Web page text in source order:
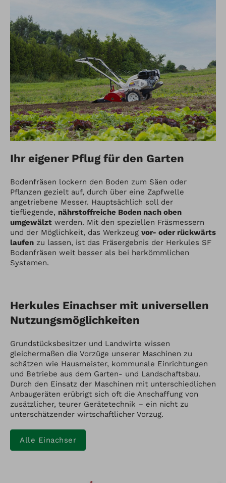
Ihr eigener Pflug für den Garten
Bodenfräsen lockern den Boden zum Säen oder
Pflanzen gezielt auf, durch über eine Zapfwelle
angetriebene Messer. Hauptsächlich soll der
tiefliegende, nährstoffreiche Boden nach oben
umgewälzt werden. Mit den speziellen Fräsmessern
und der Möglichkeit, das Werkzeug vor- oder rückwärts
laufen zu lassen, ist das Fräsergebnis der Herkules SF
Bodenfräsen weit besser als bei herkömmlichen
Systemen.
Herkules Einachser mit universellen
Nutzungsmöglichkeiten
Grundstücksbesitzer und Landwirte wissen
gleichermaßen die Vorzüge unserer Maschinen zu
schätzen wie Hausmeister, kommunale Einrichtungen
und Betriebe aus dem Garten- und Landschaftsbau.
Durch den Einsatz der Maschinen mit unterschiedlichen
Anbaugeräten erübrigt sich oft die Anschaffung von
zusätzlicher, teurer Gerätetechnik – ein nicht zu
unterschätzender wirtschaftlicher Vorzug.
Alle Einachser